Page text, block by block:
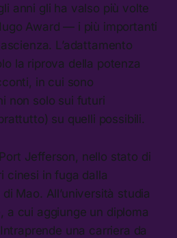
anni gli ha valso più volte
Award — i più importanti
L’adattamento
la riprova della potenza
in cui sono
non solo sui futuri
su quelli possibili.
Jefferson, nello stato di
cinesi in fuga dalla
Mao. All’università studia
a cui aggiunge un diploma
una carriera da